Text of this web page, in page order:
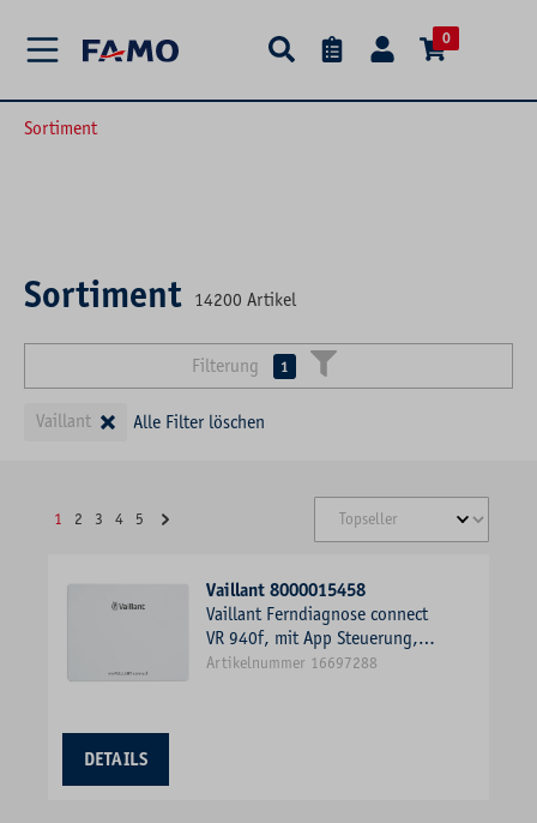
0
Sortiment
Sortiment 14200 Artikel
Filterung 1
Vaillant × Alle Filter löschen
1 2 3 4 5
Vaillant 8000015458
Vaillant Ferndiagnose connect
VR 940f, mit App Steuerung,
eBUS Schnittstelle
Artikelnummer 16697288
DETAILS